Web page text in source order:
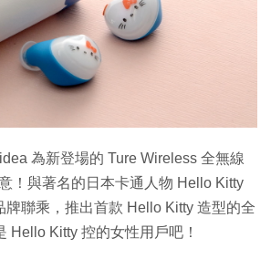
為新登場的 Ture Wireless 全無線
！與著名的日本卡通人物 Hello Kitty
牌聯乘，推出首款 Hello Kitty 造型的全
Hello Kitty 控的女性用戶吧！